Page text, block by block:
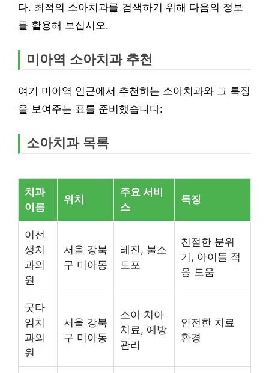
다. 최적의 소아치과를 검색하기 위해 다음의 정보
를 활용해 보십시오.
미아역 소아치과 추천
여기 미아역 인근에서 추천하는 소아치과와 그 특징
을 보여주는 표를 준비했습니다:
소아치과 목록
치과
이름
위치
주요 서비
스
특징
이선
생치
과의
원
서울 강북
구 미아동
레진, 불소
도포
친절한 분위
기, 아이들 적
응 도움
굿타
임치
과의
원
서울 강북
구 미아동
소아 치아
치료, 예방
관리
안전한 치료
환경